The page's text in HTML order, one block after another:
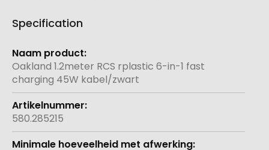
Specification
Meer
informatie
Oakland 1.2meter RCS rplastic 6-in-1 fast
charging 45W kabel/zwart
580.285215